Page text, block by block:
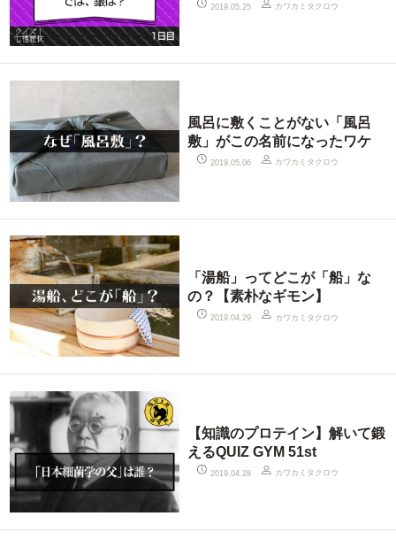
2019.05.25 カワカミタクロウ
風呂に敷くことがない「風呂
敷」がこの名前になったワケ
2019.05.06 カワカミタクロウ
「湯船」ってどこが「船」な
の？【素朴なギモン】
2019.04.29 カワカミタクロウ
【知識のプロテイン】解いて鍛
えるQUIZ GYM 51st
2019.04.28 カワカミタクロウ